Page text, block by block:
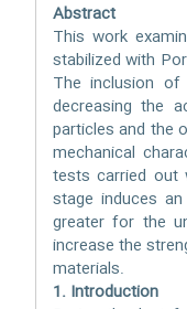
Abstract
This work
stabilized with
The inclusion
decreasing the
particles and the
mechanical
tests carried out
stage induces
greater for the
increase the
materials.
1. Introduction